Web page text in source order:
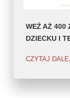
WEŹ AŻ 400
DZIECKU I
CZYTAJ